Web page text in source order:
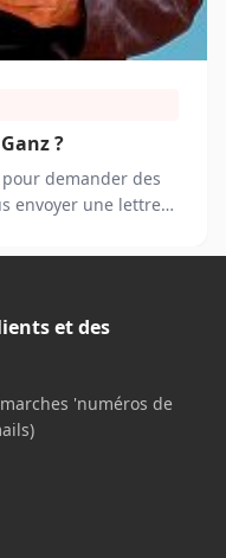
?
demander des
envoyer une lettre
et des
'numéros de